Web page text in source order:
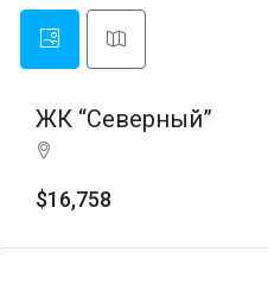
ЖК “Северный”
$16,758